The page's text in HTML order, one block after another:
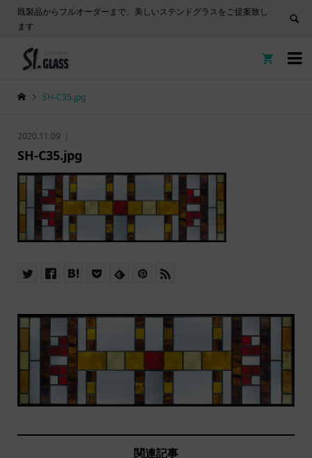
既製品からフルオーダーまで、美しいステンドグラスをご提案致し
ます


SH-C35.jpg
2020.11.09
SH-C35.jpg
関連記事